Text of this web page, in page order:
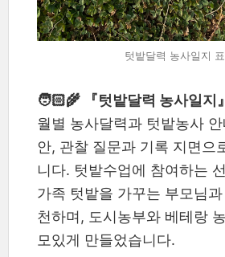
텃밭달력 농사일지
🧑🏻‍🌾 『텃밭달력 농사일지
월별 농사달력과 텃밭농사
안, 관찰 질문과 기록 지면으
니다. 텃밭수업에 참여하는
가족 텃밭을 가꾸는 부모님
천하며, 도시농부와 베테랑
모있게 만들었습니다.